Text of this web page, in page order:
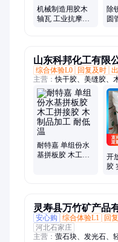
机械制造用胶木
轴瓦 工业抗摩擦
除
圆
山东科邦化工有限
综合体验L0
回复及时
主营：快干胶、美缝胶、
白乳胶、组装胶、树脂ab
加厚压板胶、封边热熔胶
胶、实木拼板胶、油性拼
拼板胶、德国汉高吸塑
耐特嘉 单组份水
基拼板胶 木工拼
开
胶
灵寿县万竹矿产品
安心购
综合体验L1 回
河北石家庄
主营： 萤石块、发光石、